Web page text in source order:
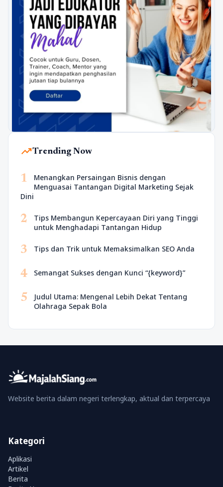
trending_upTrending Now
1
Menangkan Persaingan Bisnis dengan
Menguasai Tantangan Digital Marketing Sejak
Dini
2
Tips Membangun Kepercayaan Diri yang Tinggi
untuk Menghadapi Tantangan Hidup
3 Tips dan Trik untuk Memaksimalkan SEO Anda
4 Semangat Sukses dengan Kunci “{keyword}”
5
Judul Utama: Mengenal Lebih Dekat Tentang
Olahraga Sepak Bola
Website berita dalam negeri terlengkap, aktual dan terpercaya
Kategori
Aplikasi
Artikel
Berita